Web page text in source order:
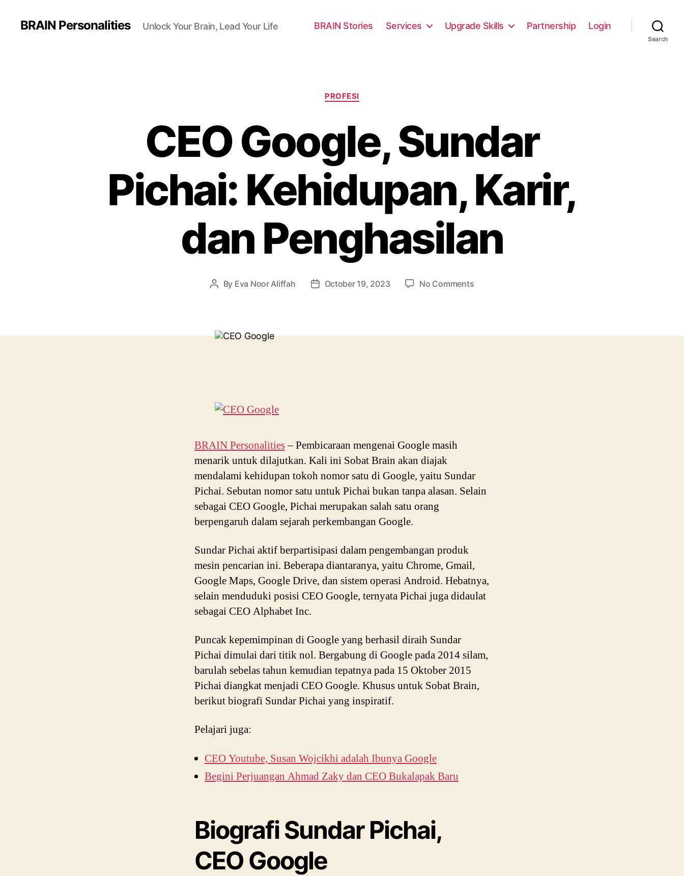
BRAIN Personalities Unlock Your Brain, Lead Your Life BRAIN Stories Services Upgrade Skills Partnership Login
Search
Categories
PROFESI
CEO Google, Sundar
Pichai: Kehidupan, Karir,
dan Penghasilan
Post
By Eva Noor Aliffah
PostOctober 19, 2023 No Commentson
BRAIN Personalities–Pembicaraan mengenai Google masih
menarik untuk dilajutkan. Kali ini Sobat Brain akan diajak
mendalami kehidupan tokoh nomor satu di Google, yaitu Sundar
Pichai. Sebutan nomor satu untuk Pichai bukan tanpa alasan. Selain
sebagai CEO Google, Pichai merupakan salah satu orang
berpengaruh dalam sejarah perkembangan Google.
Sundar Pichai aktif berpartisipasi dalam pengembangan produk
mesin pencarian ini. Beberapa diantaranya, yaitu Chrome, Gmail,
Google Maps, Google Drive, dan sistem operasi Android. Hebatnya,
selain menduduki posisi CEO Google, ternyata Pichai juga didaulat
sebagai CEO Alphabet Inc.
Puncak kepemimpinan di Google yang berhasil diraih Sundar
Pichai dimulai dari titik nol. Bergabung di Google pada 2014 silam,
barulah sebelas tahun kemudian tepatnya pada 15 Oktober 2015
Pichai diangkat menjadi CEO Google. Khusus untuk Sobat Brain,
berikut biografi Sundar Pichai yang inspiratif.
Pelajari juga:
CEO Youtube, Susan Wojcikhi adalah Ibunya Google
Begini Perjuangan Ahmad Zaky dan CEO Bukalapak Baru
Biografi Sundar Pichai,
CEO Google